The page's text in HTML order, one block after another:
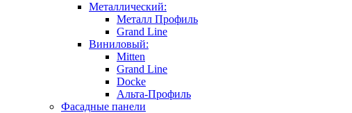
Металлический:
Металл Профиль
Grand Line
Виниловый:
Mitten
Grand Line
Docke
Альта-Профиль
Фасадные панели